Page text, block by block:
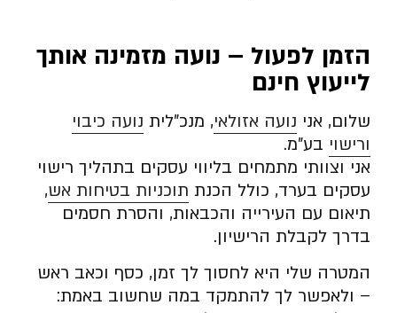
הזמן לפעול – נועה מזמינה אותך
לייעוץ חינם
שלום, אני נועה אזולאי, מנכ”לית נועה כיבוי
ורישוי בע”מ.
אני וצוותי מתמחים בליווי עסקים בתהליך רישוי
עסקים בערד, כולל הכנת תוכניות בטיחות אש,
תיאום עם העירייה והכבאות, והסרת חסמים
בדרך לקבלת הרישיון.
המטרה שלי היא לחסוך לך זמן, כסף וכאב ראש
– ולאפשר לך להתמקד במה שחשוב באמת: